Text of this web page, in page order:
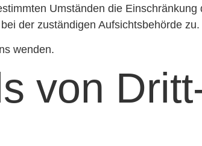
Umständen die Einschränkung
der zuständigen Aufsichtsbehörde zu.
wenden.
von